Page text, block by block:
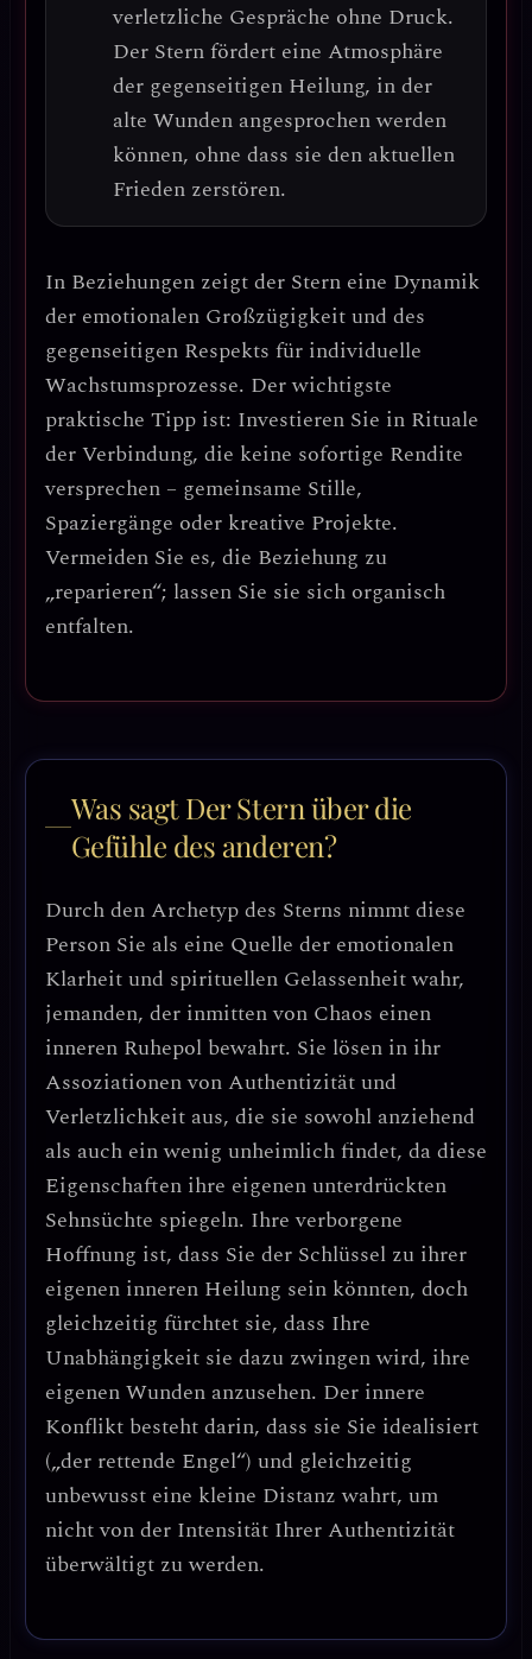
verletzliche Gespräche ohne Druck.
Der Stern fördert eine Atmosphäre
der gegenseitigen Heilung, in der
alte Wunden angesprochen werden
können, ohne dass sie den aktuellen
Frieden zerstören.
In Beziehungen zeigt der Stern eine Dynamik
der emotionalen Großzügigkeitund des
gegenseitigen Respekts für individuelle
Wachstumsprozesse. Der wichtigste
praktische Tipp ist: Investieren Sie in Rituale
der Verbindung, die keine sofortige Rendite
versprechen – gemeinsame Stille,
Spaziergänge oder kreative Projekte.
Vermeiden Sie es, die Beziehung zu
„reparieren“; lassen Sie sie sich organisch
entfalten.
Was sagt Der Stern über die
Gefühle des anderen?
Durch den Archetyp des Sterns nimmt diese
Person Sie als eine Quelle der emotionalen
Klarheit und spirituellen Gelassenheit wahr,
jemanden, der inmitten von Chaos einen
inneren Ruhepol bewahrt. Sie lösen in ihr
Assoziationen von Authentizität und
Verletzlichkeit aus, die sie sowohl anziehend
als auch ein wenig unheimlich findet, da diese
Eigenschaften ihre eigenen unterdrückten
Sehnsüchte spiegeln. Ihre verborgene
Hoffnung ist, dass Sie der Schlüssel zu ihrer
eigenen inneren Heilung sein könnten, doch
gleichzeitig fürchtet sie, dass Ihre
Unabhängigkeit sie dazu zwingen wird, ihre
eigenen Wunden anzusehen. Der innere
Konflikt besteht darin, dass sie Sie idealisiert
(„der rettende Engel“) und gleichzeitig
unbewusst eine kleine Distanz wahrt, um
nicht von der Intensität Ihrer Authentizität
überwältigt zu werden.